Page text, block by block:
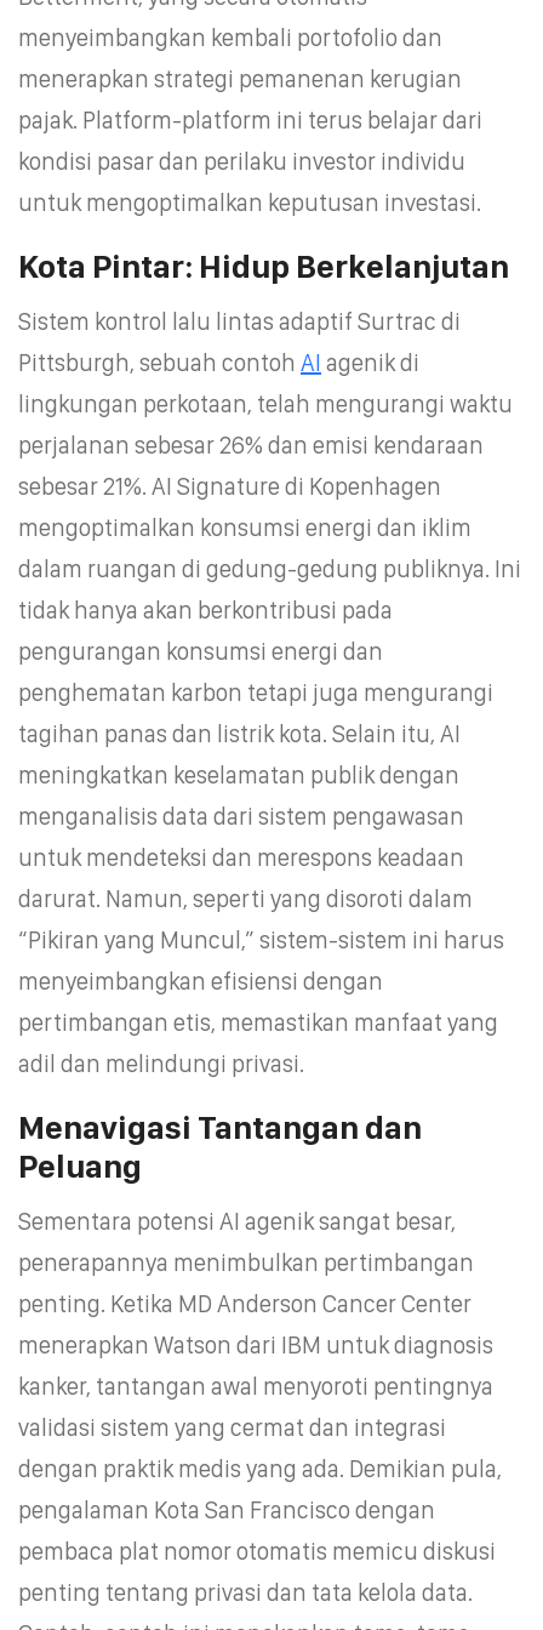
menyeimbangkan kembali portofolio dan
menerapkan strategi pemanenan kerugian
pajak. Platform-platform ini terus belajar dari
kondisi pasar dan perilaku investor individu
untuk mengoptimalkan keputusan investasi.
Kota Pintar: Hidup Berkelanjutan
Sistem kontrol lalu lintas adaptif Surtrac di
Pittsburgh, sebuah contoh AI agenik di
lingkungan perkotaan, telah mengurangi waktu
perjalanan sebesar 26% dan emisi kendaraan
sebesar 21%. AI Signature di Kopenhagen
mengoptimalkan konsumsi energi dan iklim
dalam ruangan di gedung-gedung publiknya. Ini
tidak hanya akan berkontribusi pada
pengurangan konsumsi energi dan
penghematan karbon tetapi juga mengurangi
tagihan panas dan listrik kota. Selain itu, AI
meningkatkan keselamatan publik dengan
menganalisis data dari sistem pengawasan
untuk mendeteksi dan merespons keadaan
darurat. Namun, seperti yang disoroti dalam
“Pikiran yang Muncul,” sistem-sistem ini harus
menyeimbangkan efisiensi dengan
pertimbangan etis, memastikan manfaat yang
adil dan melindungi privasi.
Menavigasi Tantangan dan
Peluang
Sementara potensi AI agenik sangat besar,
penerapannya menimbulkan pertimbangan
penting. Ketika MD Anderson Cancer Center
menerapkan Watson dari IBM untuk diagnosis
kanker, tantangan awal menyoroti pentingnya
validasi sistem yang cermat dan integrasi
dengan praktik medis yang ada. Demikian pula,
pengalaman Kota San Francisco dengan
pembaca plat nomor otomatis memicu diskusi
penting tentang privasi dan tata kelola data.